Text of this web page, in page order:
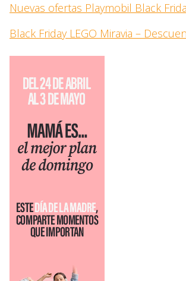
Nuevas ofertas Playmobil Black
Black Friday LEGO Miravia –